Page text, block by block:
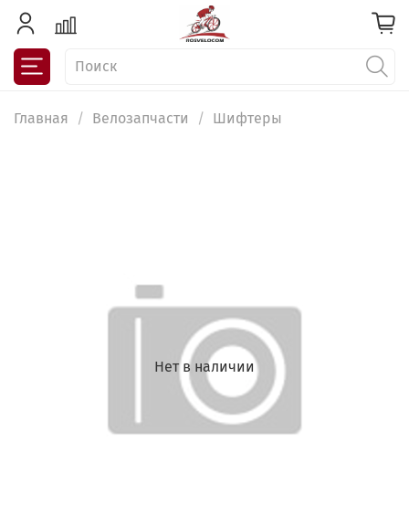
Главная Велозапчасти Шифтеры
Нет в наличии